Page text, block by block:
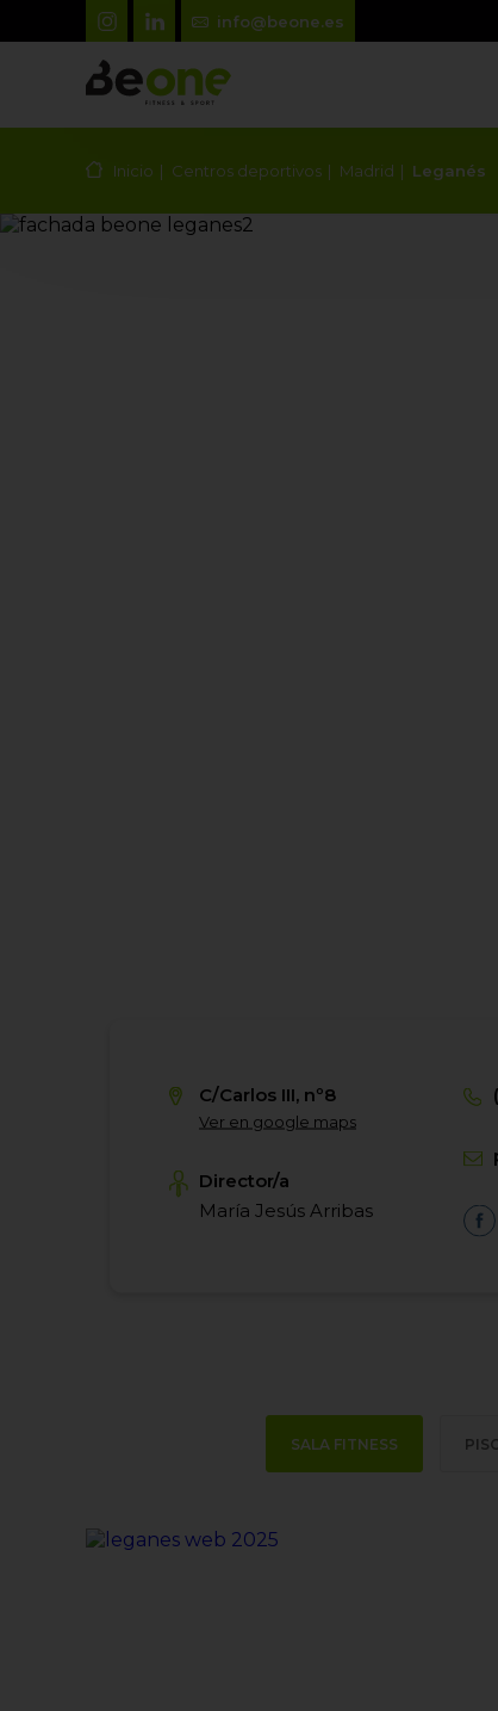
info@beone.es
Inicio Centros deportivos Madrid Leganés
C/Carlos III, nº8
Ver en google maps
Director/a
María Jesús Arribas
SALA FITNESS